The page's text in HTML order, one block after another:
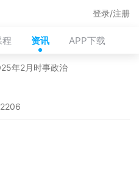
程 资讯 APP下载
登录/注册
年2月时事政治